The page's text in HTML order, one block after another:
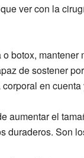
ver con la
botox,
de sostener
en
aumentar el
duraderos. Son